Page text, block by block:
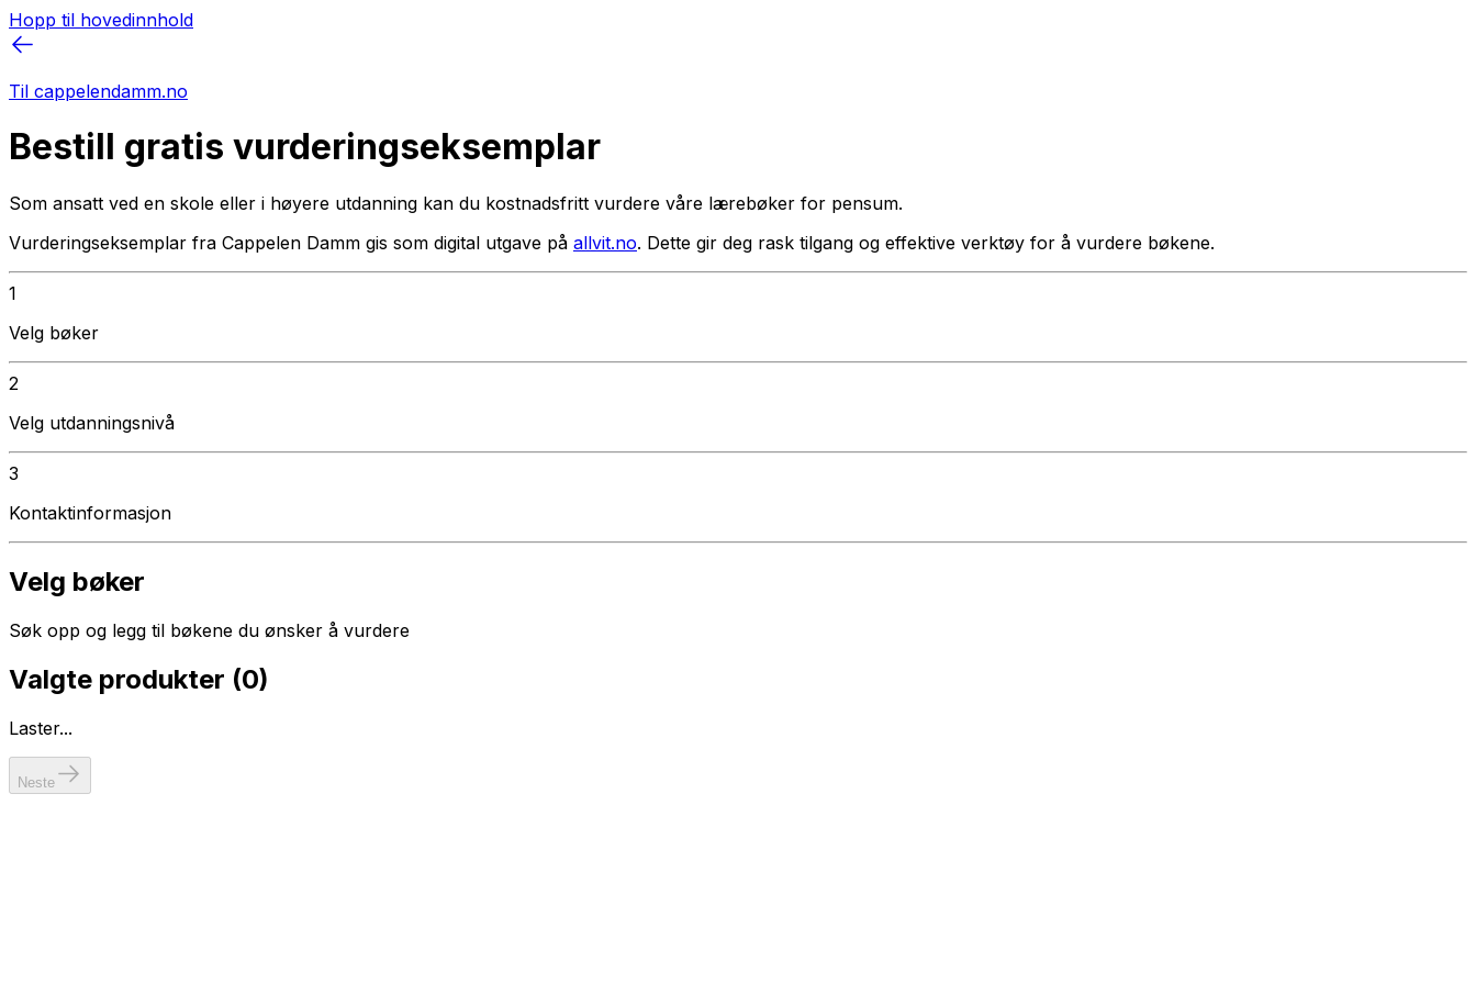
Hopp til hovedinnhold
Til cappelendamm.no
Bestill gratis vurderingseksemplar
Som ansatt ved en skole eller i høyere utdanning kan du kostnadsfritt vurdere våre lærebøker for pensum.
Vurderingseksemplar fra Cappelen Damm gis som digital utgave på allvit.no. Dette gir deg rask tilgang og effektive verktøy for å vurdere bøkene.
1
Velg bøker
2
Velg utdanningsnivå
3
Kontaktinformasjon
Velg bøker
Søk opp og legg til bøkene du ønsker å vurdere
Valgte produkter (0)
Laster...
Neste